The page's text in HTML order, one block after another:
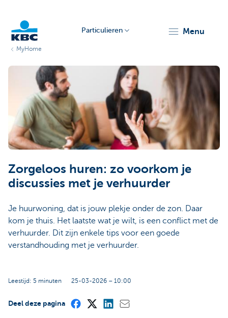
Particulieren
Particulieren menu
MyHome
Zorgeloos huren: zo voorkom je
discussies met je verhuurder
Je huurwoning, dat is jouw plekje onder de zon. Daar
kom je thuis. Het laatste wat je wilt, is een conflict met de
verhuurder. Dit zijn enkele tips voor een goede
verstandhouding met je verhuurder.
Leestijd: 5 minuten 25-03-2026 – 10:00
Deel deze pagina